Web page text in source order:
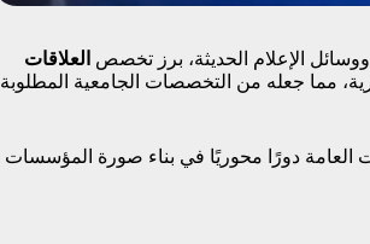
الإعلام الحديثة، برز تخصص العلاقات
مما جعله من التخصصات الجامعية المطلوبة
دورًا محوريًا في بناء صورة المؤسسات